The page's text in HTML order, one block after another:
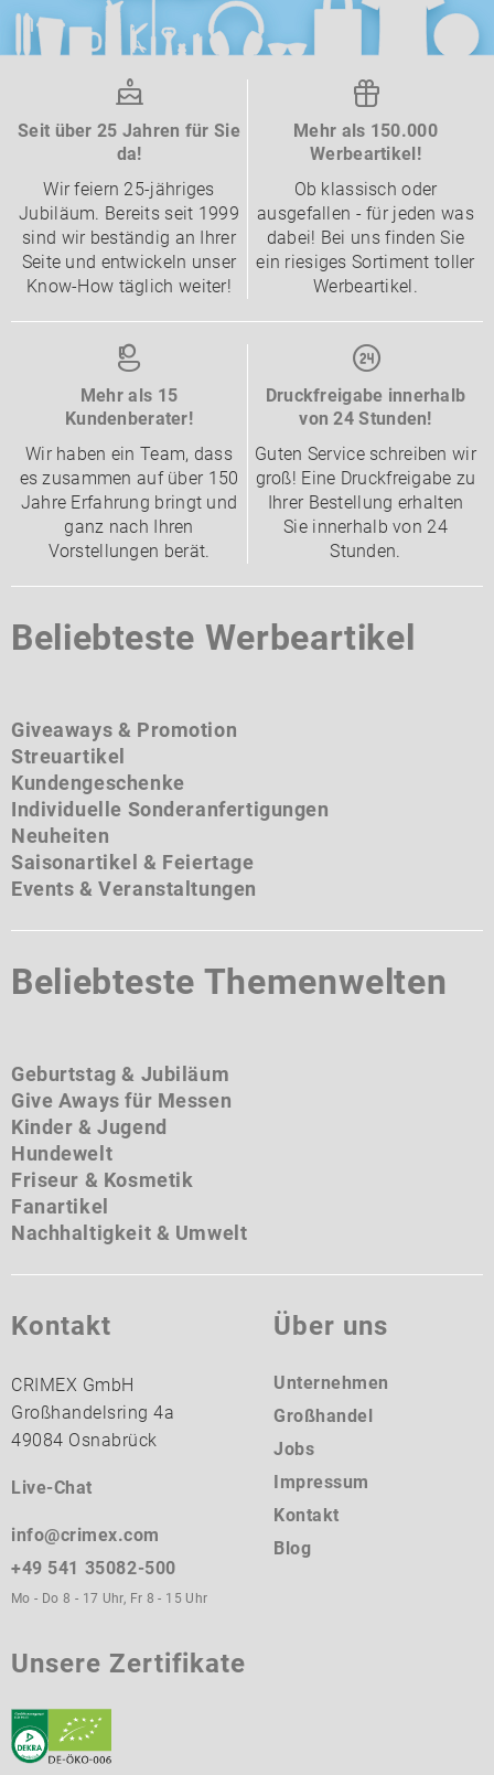
Seit über 25 Jahren für Sie
da!
Wir feiern 25-jähriges
Jubiläum. Bereits seit 1999
sind wir beständig an Ihrer
Seite und entwickeln unser
Know-How täglich weiter!
Mehr als 150.000
Werbeartikel!
Ob klassisch oder
ausgefallen - für jeden was
dabei! Bei uns finden Sie
ein riesiges Sortiment toller
Werbeartikel.
Mehr als 15
Kundenberater!
Wir haben ein Team, dass
es zusammen auf über 150
Jahre Erfahrung bringt und
ganz nach Ihren
Vorstellungen berät.
Druckfreigabe innerhalb
von 24 Stunden!
Guten Service schreiben wir
groß! Eine Druckfreigabe zu
Ihrer Bestellung erhalten
Sie innerhalb von 24
Stunden.
Beliebteste Werbeartikel
Giveaways & Promotion
Streuartikel
Kundengeschenke
Individuelle Sonderanfertigungen
Neuheiten
Saisonartikel & Feiertage
Events & Veranstaltungen
Beliebteste Themenwelten
Geburtstag & Jubiläum
Give Aways für Messen
Kinder & Jugend
Hundewelt
Friseur & Kosmetik
Fanartikel
Nachhaltigkeit & Umwelt
Kontakt
CRIMEX GmbH
Großhandelsring 4a
49084 Osnabrück
Live-Chat
info@crimex.com
+49 541 35082-500
Mo - Do 8 - 17 Uhr, Fr 8 - 15 Uhr
Über uns
Unternehmen
Großhandel
Jobs
Impressum
Kontakt
Blog
Unsere Zertifikate